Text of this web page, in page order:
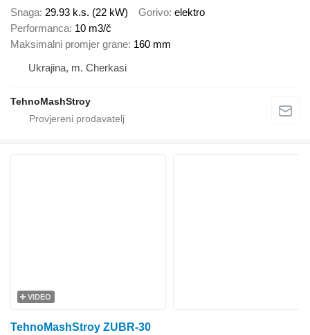
Snaga 29.93 k.s. (22 kW) Gorivo elektro
Performanca 10 m3/č
Maksimalni promjer grane 160 mm
Ukrajina, m. Cherkasi
TehnoMashStroy
VIDEO
TehnoMashStroy ZUBR-30